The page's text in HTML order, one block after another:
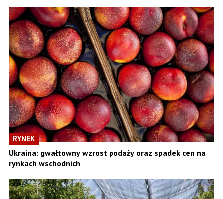
RYNEK
Ukraina: gwałtowny wzrost podaży oraz spadek cen na
rynkach wschodnich